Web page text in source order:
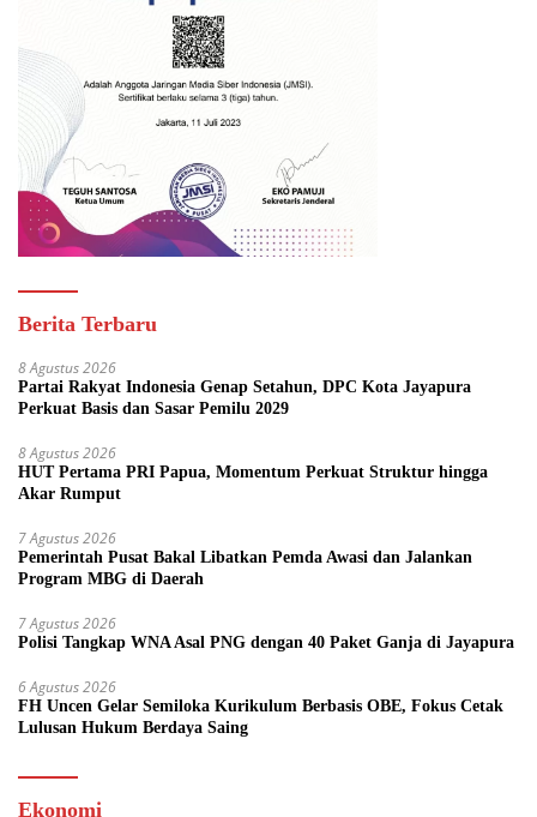
Berita Terbaru
8 Agustus 2026
Partai Rakyat Indonesia Genap Setahun, DPC Kota Jayapura
Perkuat Basis dan Sasar Pemilu 2029
8 Agustus 2026
HUT Pertama PRI Papua, Momentum Perkuat Struktur hingga
Akar Rumput
7 Agustus 2026
Pemerintah Pusat Bakal Libatkan Pemda Awasi dan Jalankan
Program MBG di Daerah
7 Agustus 2026
Polisi Tangkap WNA Asal PNG dengan 40 Paket Ganja di Jayapura
6 Agustus 2026
FH Uncen Gelar Semiloka Kurikulum Berbasis OBE, Fokus Cetak
Lulusan Hukum Berdaya Saing
Ekonomi